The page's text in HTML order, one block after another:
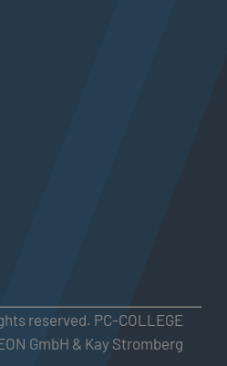
reserved. PC-COLLEGE
GmbH & Kay Stromberg